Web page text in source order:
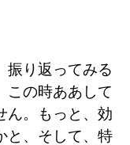
り返ってみる
この時ああして
ん。もっと、効
と、そして、特